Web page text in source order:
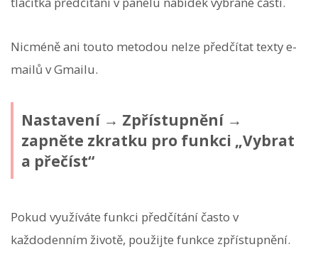
Nicméně ani touto metodou nelze předčítat texty e-
mailů v Gmailu.
Nastavení → Zpřístupnění →
zapněte zkratku pro funkci „Vybrat
a přečíst“
Pokud využíváte funkci předčítání často v
každodenním životě, použijte funkce zpřístupnění.